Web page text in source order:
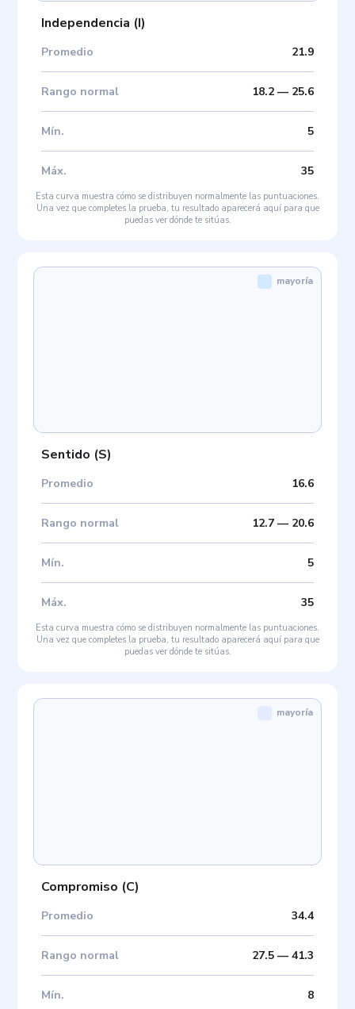
Independencia (I)
Promedio 21.9
Rango normal 18.2— 25.6
Mín. 5
Máx. 35
Esta curva muestra cómo se distribuyen normalmente las puntuaciones.
Una vez que completes la prueba, tu resultado aparecerá aquí para que
puedas ver dónde te sitúas.
Sentido (S)
Promedio 16.6
Rango normal 12.7— 20.6
Mín. 5
Máx. 35
mayoría
Esta curva muestra cómo se distribuyen normalmente las puntuaciones.
Una vez que completes la prueba, tu resultado aparecerá aquí para que
puedas ver dónde te sitúas.
Compromiso (C)
Promedio 34.4
Rango normal 27.5— 41.3
Mín. 8
mayoría